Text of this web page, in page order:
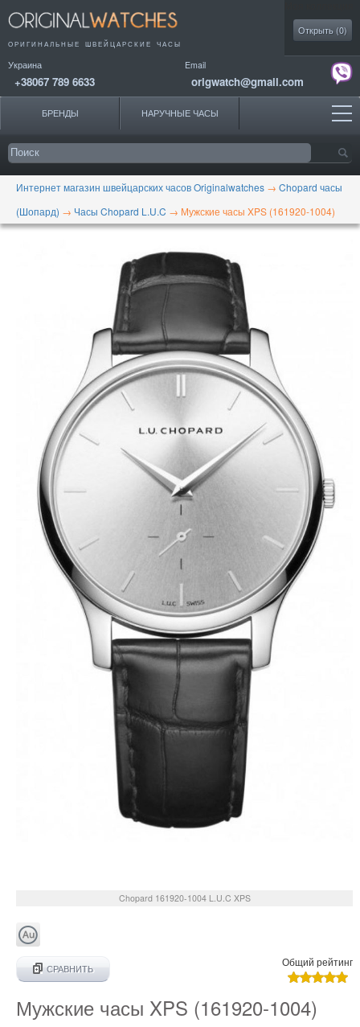
ОРИГИНАЛЬНЫЕ ШВЕЙЦАРСКИЕ ЧАСЫ
Украина
+38067 789 6633
Email
origwatch@gmail.com
Открыть (0)
БРЕНДЫ НАРУЧНЫЕ ЧАСЫ
Интернет магазин швейцарских часов Originalwatches → Chopard часы
(Шопард) → Часы Chopard L.U.C → Мужские часы XPS (161920-1004)
Chopard 161920-1004 L.U.C XPS
СРАВНИТЬ
Общий рейтинг
Мужские часы XPS (161920-1004)